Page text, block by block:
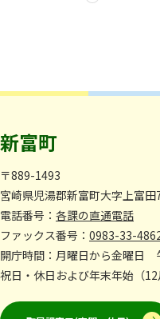
新富町
〒889-1493
宮崎県児湯郡新富町大字上富田
電話番号： 各課の直通電話
ファックス番号： 0983-33-
開庁時間：月曜日から金曜日
祝日・休日および年末年始（